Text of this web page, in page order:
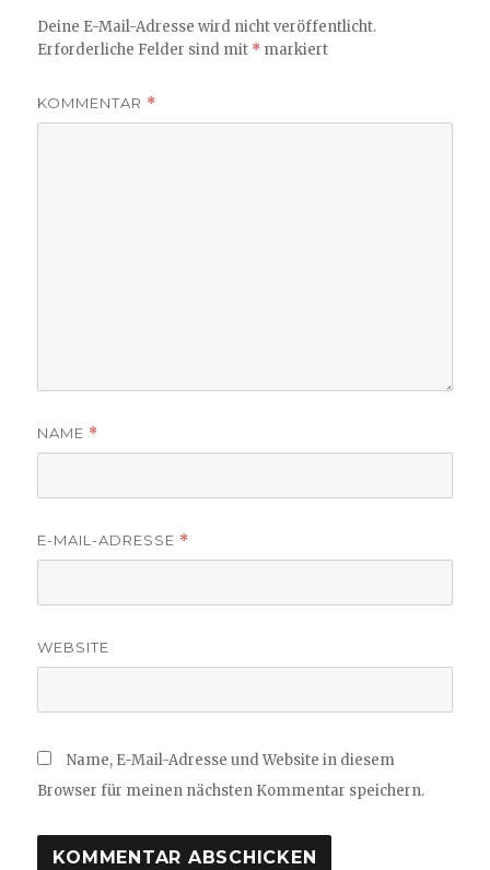
Deine E-Mail-Adresse wird nicht veröffentlicht.
Erforderliche Felder sind mit * markiert
KOMMENTAR *
NAME *
E-MAIL-ADRESSE *
WEBSITE
Name, E-Mail-Adresse und Website in diesem
Browser für meinen nächsten Kommentar speichern.